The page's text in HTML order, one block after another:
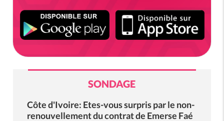
SONDAGE
Côte d'Ivoire: Etes-vous surpris par le non-
renouvellement du contrat de Emerse Faé